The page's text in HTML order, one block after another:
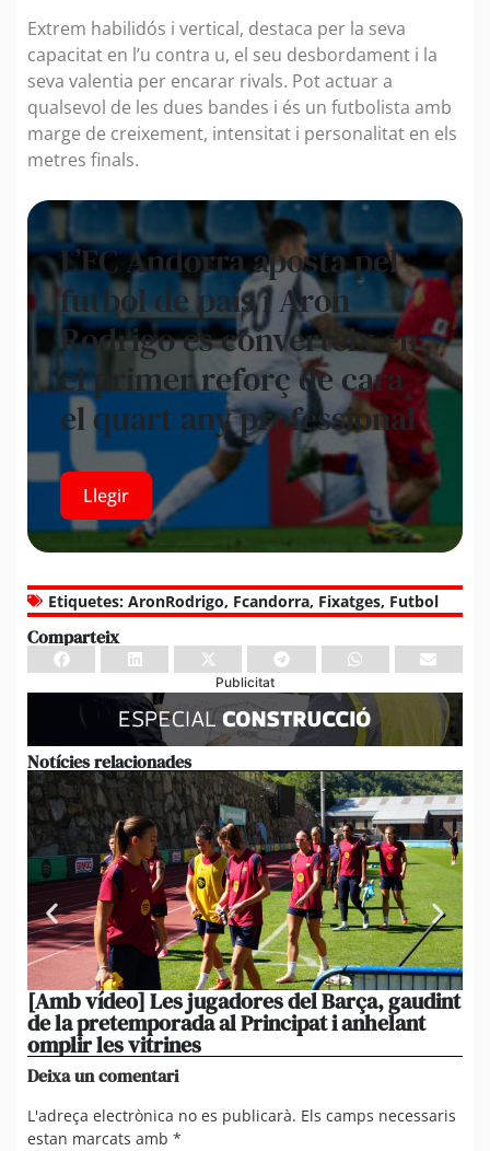
Extrem habilidós i vertical, destaca per la seva
capacitat en l’u contra u, el seu desbordament i la
seva valentia per encarar rivals. Pot actuar a
qualsevol de les dues bandes i és un futbolista amb
marge de creixement, intensitat i personalitat en els
metres finals.
L’FC Andorra aposta pel
futbol de país i Aron
Rodrigo es converteix en
el primer reforç de cara
el quart any professional
Llegir
Etiquetes: AronRodrigo, Fcandorra, Fixatges, Futbol
Comparteix
Publicitat
Notícies relacionades
[Amb vídeo] Les jugadores del Barça, gaudint
de la pretemporada al Principat i anhelant
omplir les vitrines
Deixa un comentari
L'adreça electrònica no es publicarà. Els camps necessaris
estan marcats amb *